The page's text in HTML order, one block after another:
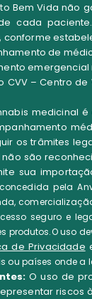
Bem Vida
cada
, conforme
de
CVV – Centro
medicinal
os trâmites
são
sua
pela
seguro e
produtos.O uso
de Privacidade
ou países onde a
O uso de
riscos